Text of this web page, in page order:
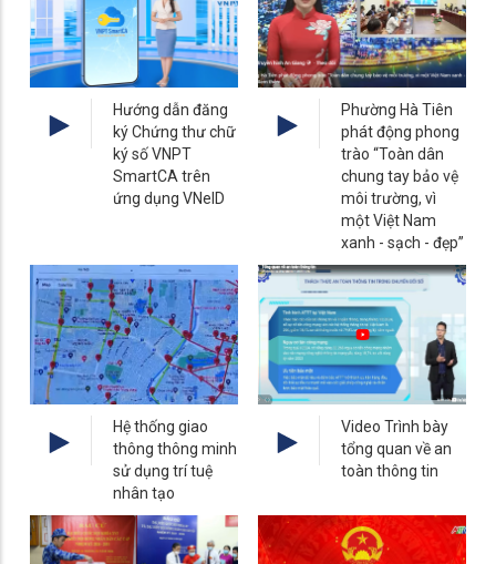
Hướng dẫn đăng
ký Chứng thư chữ
ký số VNPT
SmartCA trên
ứng dụng VNeID
Phường Hà Tiên
phát động phong
trào “Toàn dân
chung tay bảo vệ
môi trường, vì
một Việt Nam
xanh - sạch - đẹp”
Hệ thống giao
thông thông minh
sử dụng trí tuệ
nhân tạo
Video Trình bày
tổng quan về an
toàn thông tin